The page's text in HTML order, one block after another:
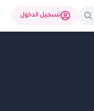
تسجيل الدخول